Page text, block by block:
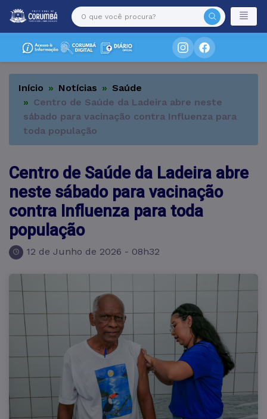
Início Notícias
Saúde
Centro de Saúde da Ladeira abre neste
sábado para vacinação contra Influenza para
toda população
Centro de Saúde da Ladeira abre
neste sábado para vacinação
contra Influenza para toda
população
12 de Junho de 2026 - 08h32